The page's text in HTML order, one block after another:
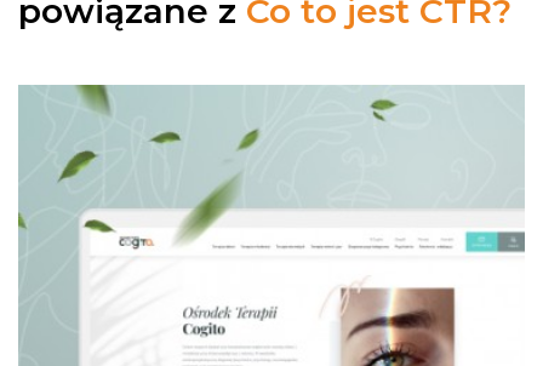
powiązane z Co to jest CTR?